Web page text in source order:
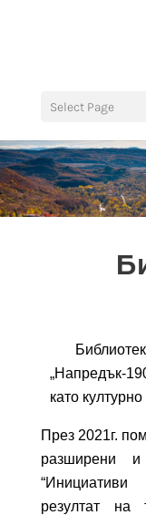
Select Page
„Напредък-
като
През 2021г.
разширени и
резултат на